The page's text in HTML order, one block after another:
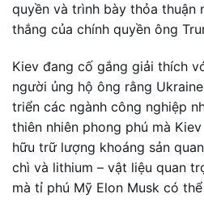
quyền và trình bày thỏa thuận
thắng của chính quyền ông
Kiev đang cố gắng giải thích
người ủng hộ ông rằng
triển các ngành công nghiệp
thiên nhiên phong phú mà
hữu trữ lượng khoáng sản
chì và lithium – vật liệu quan
mà tỉ phú Mỹ Elon Musk có